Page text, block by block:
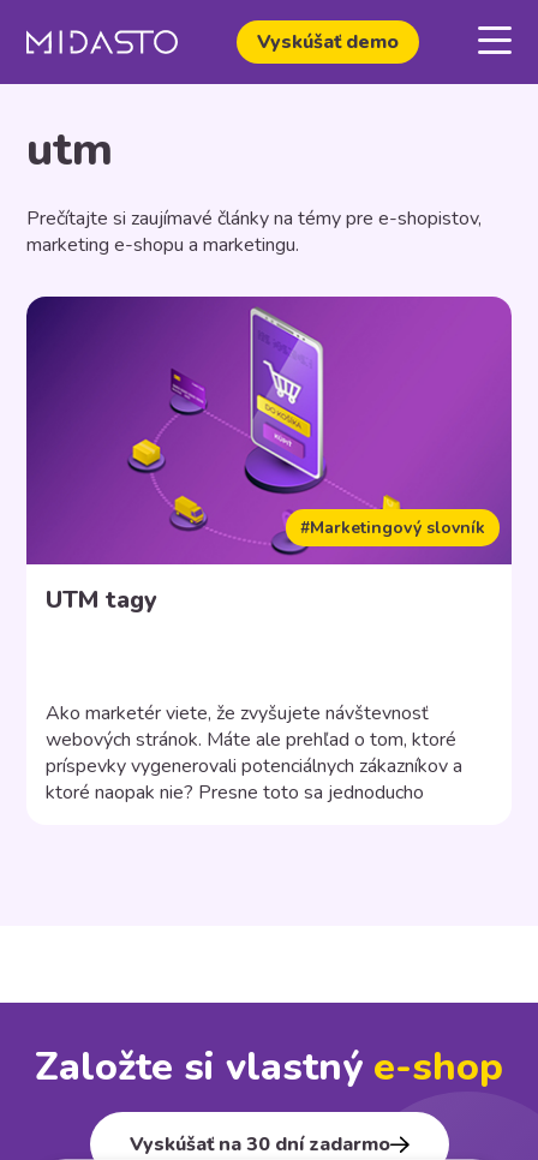
Vyskúšať demo
utm
Prečítajte si zaujímavé články na témy pre e-shopistov,
marketing e-shopu a marketingu.
#Marketingový slovník
UTM tagy
Ako marketér viete, že zvyšujete návštevnosť
webových stránok. Máte ale prehľad o tom, ktoré
príspevky vygenerovali potenciálnych zákazníkov a
ktoré naopak nie? Presne toto sa jednoducho
Založte si vlastný e⁠-⁠shop
Vyskúšať na 30 dní zadarmo